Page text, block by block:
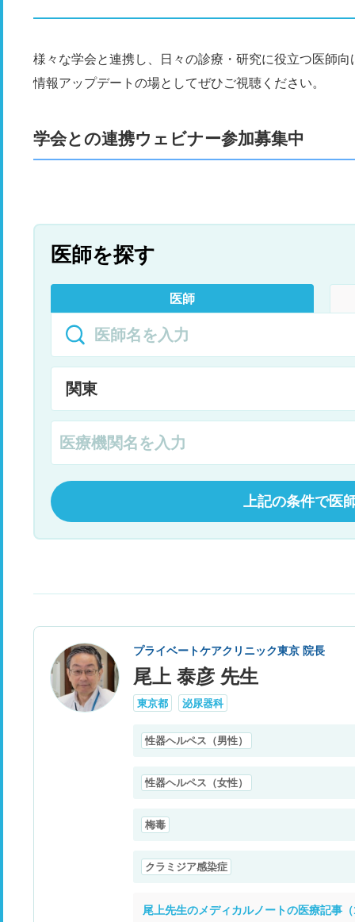
様々な学会と連携し、日々の診療・研究に役立つ医師
情報アップデートの場としてぜひご視聴ください。
学会との連携ウェビナー参加募集中
医師を探す
医師
上記の条件で医
プライベートケアクリニック東京 院長
尾上 泰彦 先生
東京都 泌尿器科
性器ヘルペス（男性）
性器ヘルペス（女性）
梅毒
クラミジア感染症
尾上先生のメディカルノートの医療記事